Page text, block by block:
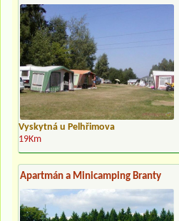
Vyskytná u Pelhřimova
19Km
Apartmán a Minicamping Branty